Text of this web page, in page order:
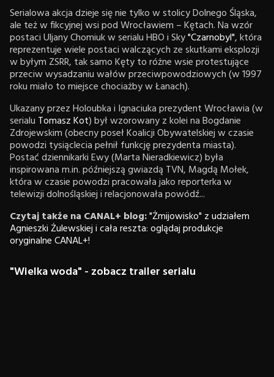
Serialowa akcja dzieje się nie tylko w stolicy Dolnego Śląska,
ale też w fikcyjnej wsi pod Wrocławiem – Kętach. Na wzór
postaci Uljany Chomiuk w serialu HBO i Sky"Czarnobyl", która
reprezentuje wiele postaci walczących ze skutkami eksplozji
w byłym ZSRR, tak samo Kęty to różne wsie protestujące
przeciw wysadzaniu wałów przeciwpowodziowych (w 1997
roku miało to miejsce chociażby w Łanach).
Ukazany przez Holoubka i Ignaciuka prezydent Wrocławia (w
serialu Tomasz Kot) był wzorowany z kolei na Bogdanie
Zdrojewskim (obecny poseł Koalicji Obywatelskiej w czasie
powodzi tysiąclecia pełnił funkcję prezydenta miasta).
Postać dziennikarki Ewy (Marta Nieradkiewicz) była
inspirowana m.in. późniejszą gwiazdą TVN, Magdą Mołek,
która w czasie powodzi pracowała jako reporterka w
telewizji dolnośląskiej i relacjonowała powódź...
Czytaj także na CANAL+ blog:"Żmijowisko" z udziałem
Agnieszki Żulewskiej i cała reszta: oglądaj produkcje
oryginalne CANAL+!
"Wielka woda" - zobacz trailer serialu